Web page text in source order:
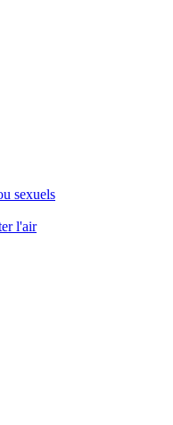
sexuels
l'air